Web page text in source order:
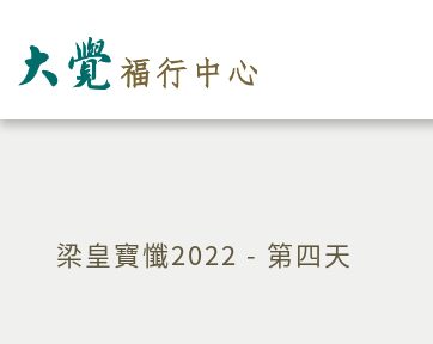
梁皇寶懺2022 - 第四天